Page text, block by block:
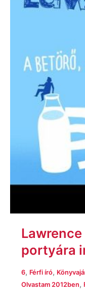
portyára
6, Férfi író,
Olvastam 2012ben,
indult